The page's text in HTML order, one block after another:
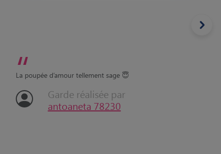
antoaneta 78230